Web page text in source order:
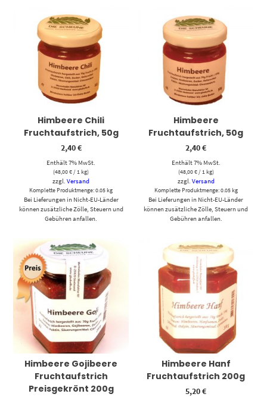
Himbeere Chili
Fruchtaufstrich, 50g
2,40€
Enthält 7% MwSt.
(48,00€/ 1 kg)
zzgl.Versand
Komplette Produktmenge: 0.05 kg
Bei Lieferungen in Nicht-EU-Länder
können zusätzliche Zölle, Steuern und
Gebühren anfallen.
Himbeere
Fruchtaufstrich, 50g
2,40€
Enthält 7% MwSt.
(48,00€/ 1 kg)
zzgl. Versand
Komplette Produktmenge: 0.05 kg
Bei Lieferungen in Nicht-EU-Länder
können zusätzliche Zölle, Steuern und
Gebühren anfallen.
Himbeere Gojibeere
Fruchtaufstrich
Preisgekrönt 200g
Himbeere Hanf
Fruchtaufstrich 200g
5,20€